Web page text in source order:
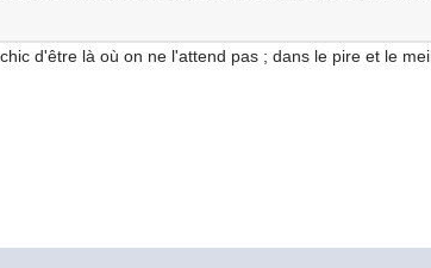
d'être là où on ne l'attend pas ; dans le pire et le